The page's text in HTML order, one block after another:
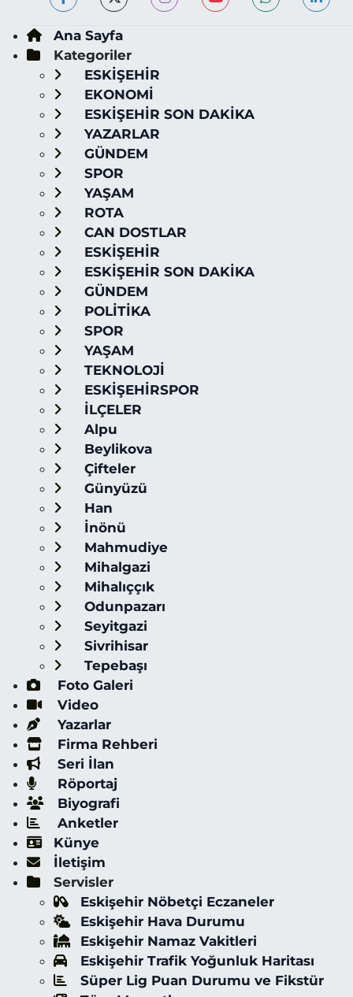
Ana Sayfa
Kategoriler
ESKİŞEHİR
EKONOMİ
ESKİŞEHİR SON DAKİKA
YAZARLAR
GÜNDEM
SPOR
YAŞAM
ROTA
CAN DOSTLAR
ESKİŞEHİR
ESKİŞEHİR SON DAKİKA
GÜNDEM
POLİTİKA
SPOR
YAŞAM
TEKNOLOJİ
ESKİŞEHİRSPOR
İLÇELER
Alpu
Beylikova
Çifteler
Günyüzü
Han
İnönü
Mahmudiye
Mihalgazi
Mihalıççık
Odunpazarı
Seyitgazi
Sivrihisar
Tepebaşı
Foto Galeri
Video
Yazarlar
Firma Rehberi
Seri İlan
Röportaj
Biyografi
Anketler
Künye
İletişim
Servisler
Eskişehir Nöbetçi Eczaneler
Eskişehir Hava Durumu
Eskişehir Namaz Vakitleri
Eskişehir Trafik Yoğunluk Haritası
Süper Lig Puan Durumu ve Fikstür